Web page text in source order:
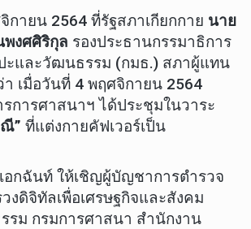
กายน 2564 ที่รัฐสภาเกียกกาย นาย
งศศิริกุล รองประธานกรรมาธิการ
ะและวัฒนธรรม (กมธ.) สภาผู้แทน
า เมื่อวันที่ 4 พฤศจิกายน 2564
การศาสนาฯ ได้ประชุมในวาระ
” ที่แต่งกายคัฟเวอร์เป็น
อกฉันท์ ให้เชิญผู้บัญชาการตำรวจ
งดิจิทัลเพื่อเศรษฐกิจและสังคม
รม กรมการศาสนา สำนักงาน